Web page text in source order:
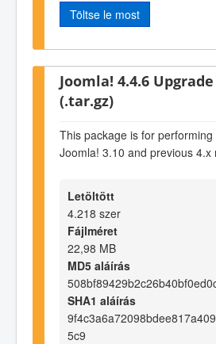
Töltse le most
Joomla! 4.4.6
(.tar.gz)
This package is for
Joomla! 3.10 and previous 4.x
Letöltött
4.218 szer
Fájlméret
22,98 MB
MD5 aláírás
SHA1 aláírás
5c9